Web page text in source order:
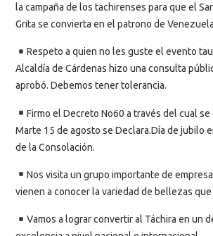
la campaña de los tachirenses para que el
Grita se convierta en el patrono de
Respeto a quien no les guste el evento
Alcaldía de Cárdenas hizo una consulta
aprobó. Debemos tener tolerancia.
Firmo el Decreto No60 a través del cual
Marte 15 de agosto se Declara.Día de jubilo
de la Consolación.
Nos visita un grupo importante de
vienen a conocer la variedad de bellezas
Vamos a lograr convertir al Táchira en un